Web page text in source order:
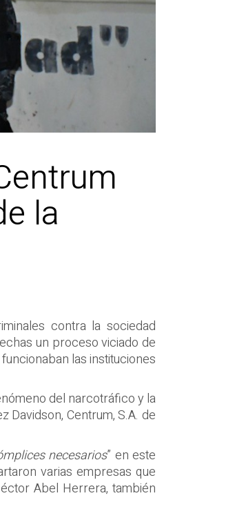
la
contra la sociedad
un proceso viciado de
las instituciones
del narcotráfico y la
Centrum, S.A. de
necesarios” en este
varias empresas que
Abel Herrera, también